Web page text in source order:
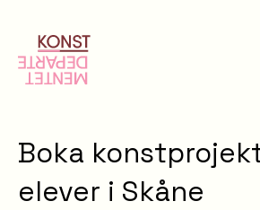
Boka
elever i Skåne